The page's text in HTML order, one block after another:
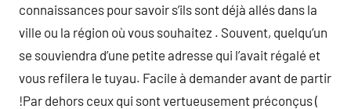
connaissances pour savoir s’ils sont déjà allés dans la
ville ou la région où vous souhaitez . Souvent, quelqu’un
se souviendra d’une petite adresse qui l’avait régalé et
vous refilera le tuyau. Facile à demander avant de partir
!Par dehors ceux qui sont vertueusement préconçus (